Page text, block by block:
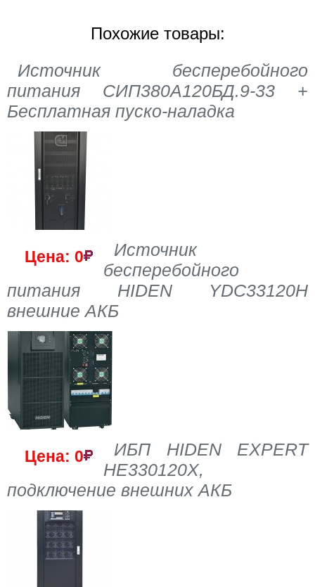
Похожие товары:
Источник бесперебойного
питания СИП380А120БД.9-33 +
Бесплатная пуско-наладка
Цена: 0
Источник
бесперебойного
питания HIDEN YDC33120H
внешние АКБ
Цена: 0
ИБП HIDEN EXPERT
HE330120X,
подключение внешних АКБ